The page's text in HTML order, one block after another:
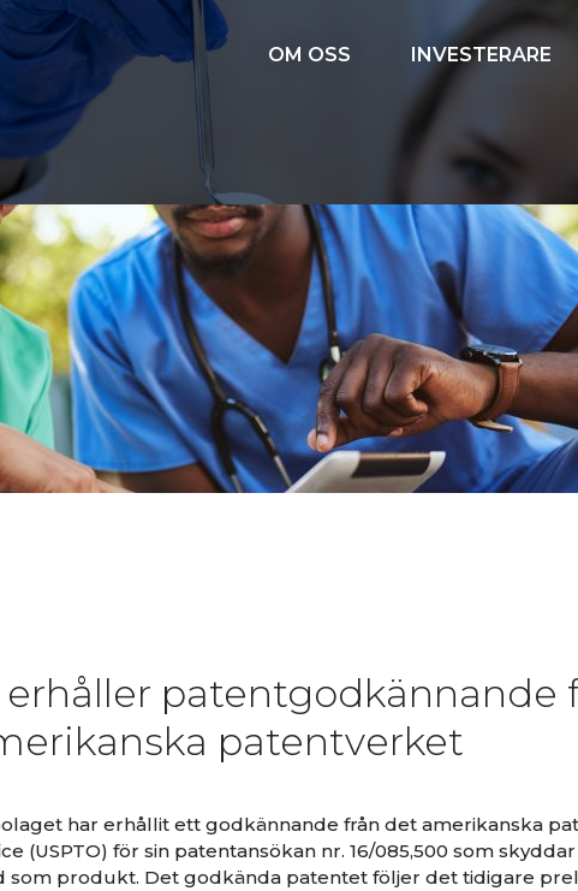
OM OSS INVESTERARE
patentgodkännande
patentverket
har erhållit ett godkännande från det amerikanska
(USPTO) för sin patentansökan nr. 16/085,500 som
som produkt. Det godkända patentet följer det tidigare